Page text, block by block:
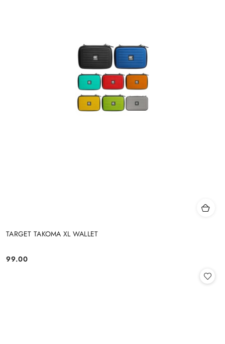
TARGET TAKOMA XL WALLET
Cena:
99.00